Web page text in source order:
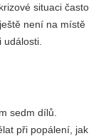
situaci často
není na místě
sedm dílů.
při popálení, jak